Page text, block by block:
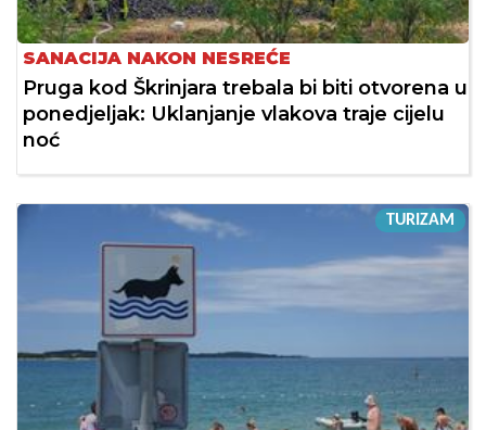
SANACIJA NAKON NESREĆE
Pruga kod Škrinjara trebala bi biti otvorena u
ponedjeljak: Uklanjanje vlakova traje cijelu
noć
TURIZAM